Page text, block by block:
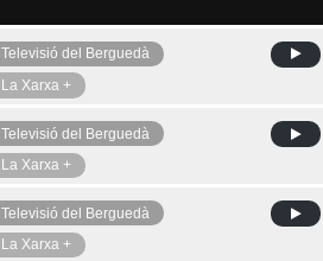
Ahir Avui
Televisió del Berguedà
La Xarxa +
Televisió del Berguedà
La Xarxa +
Televisió del Berguedà
La Xarxa +